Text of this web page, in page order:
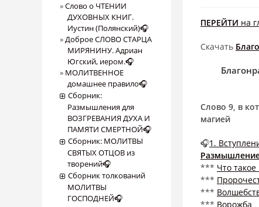
ПЕРЕЙТИ на
Скачать
Слово 9, в
магией
🎧1.
*** Что такое
***
***
*** Ворожба
Слово о ЧТЕНИИ
ДУХОВНЫХ КНИГ.
Иустин (Полянский)🎧
Доброе СЛОВО СТАРЦА
МИРЯНИНУ. Адриан
Югский, иером.🎧
МОЛИТВЕННОЕ
домашнее правило🎧
Сборник:
Размышления для
ВОЗГРЕВАНИЯ ДУХА И
ПАМЯТИ СМЕРТНОЙ🎧
Сборник: МОЛИТВЫ
СВЯТЫХ ОТЦОВ из
творений🎧
Сборник толкований
МОЛИТВЫ
ГОСПОДНЕЙ🎧